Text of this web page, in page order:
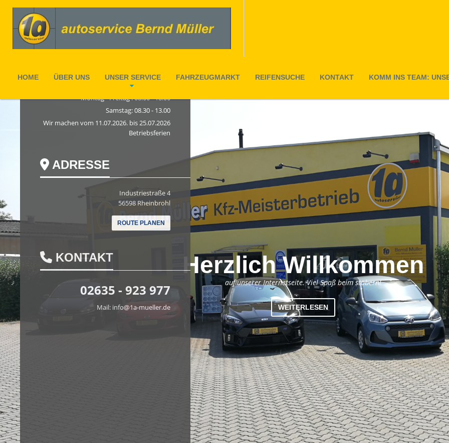
HOME ÜBER UNS UNSER SERVICE FAHRZEUGMARKT REIFENSUCHE KONTAKT KOMM INS TEAM:
Herzlich Willkommen
auf unserer Internetseite. Viel Spaß beim stöbern!
WEITERLESEN
Montag - Freitag : 08.00 - 18.00
Samstag: 08.30 - 13.00
Wir machen vom 11.07.2026. bis 25.07.2026
Betriebsferien
ADRESSE
Industriestraße 4
56598 Rheinbrohl
ROUTE PLANEN
KONTAKT
02635 - 923 977
Mail: info@1a-mueller.de